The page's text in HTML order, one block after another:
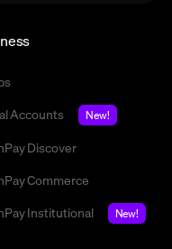
Accounts
New!
Discover
Commerce
Institutional
New!